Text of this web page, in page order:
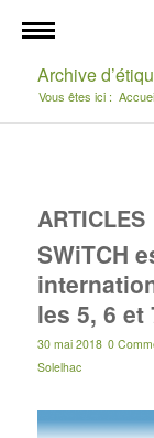
Archive
Vous êtes ici :
ARTICLES
SWiTCH
les 5, 6 et
30 mai 2018 0
Solelhac